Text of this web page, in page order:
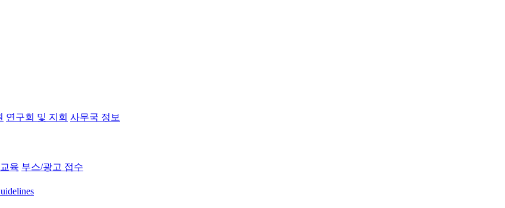
연구회 및 지회 사무국 정보
육 부스/광고 접수